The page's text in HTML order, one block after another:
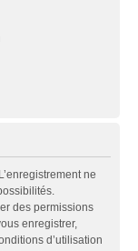
ne
des permissions
enregistrer,
d’utilisation